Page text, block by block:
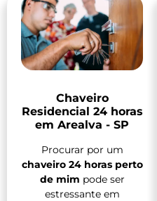
Chaveiro
Residencial 24 horas
em Arealva - SP
Procurar por um
chaveiro 24 horas perto
de mim pode ser
estressante em